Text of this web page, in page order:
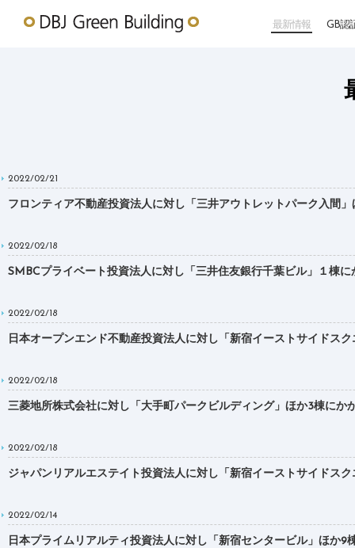
最新情報 GB認
2022/02/21
フロンティア不動産投資法人に対し「三井アウトレットパーク入間
2022/02/18
SMBCプライベート投資法人に対し「三井住友銀行千葉ビル」１棟に
2022/02/18
日本オープンエンド不動産投資法人に対し「新宿イーストサイドス
2022/02/18
三菱地所株式会社に対し「大手町パークビルディング」ほか3棟にか
2022/02/18
ジャパンリアルエステイト投資法人に対し「新宿イーストサイドス
2022/02/14
日本プライムリアルティ投資法人に対し「新宿センタービル」ほか9